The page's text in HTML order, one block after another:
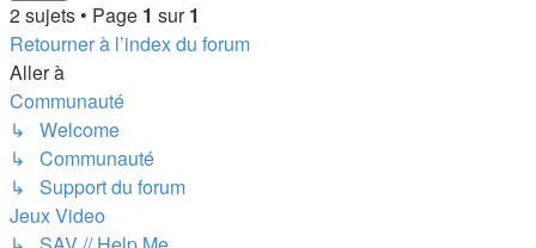
2 sujets • Page 1 sur1
Retourner à l’index du forum
Aller à
Communauté
↳ Welcome
↳ Communauté
↳ Support du forum
Jeux Video